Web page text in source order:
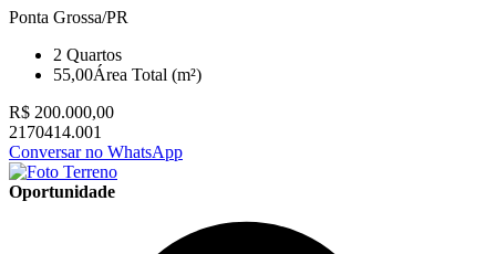
Ponta Grossa/PR
2 Quartos
55,00Área Total (m²)
R$ 200.000,00
2170414.001
Conversar no WhatsApp
Oportunidade